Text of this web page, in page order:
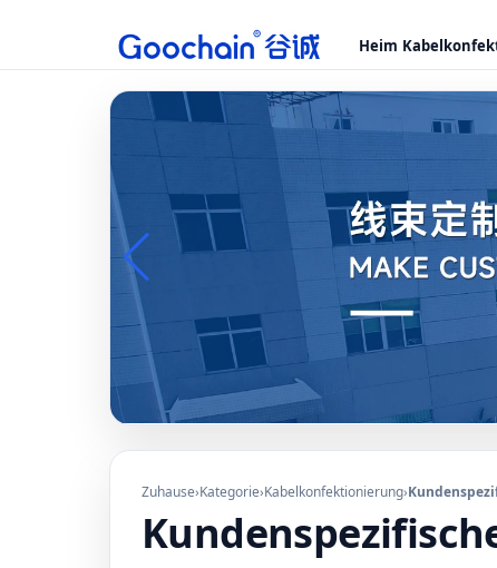
Heim
Zuhause›Kategorie›Kabelkonfektionierung›